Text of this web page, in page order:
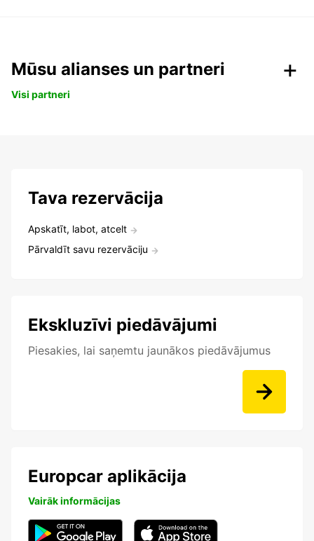
Mūsu alianses un partneri
Visi partneri
Tava rezervācija
Apskatīt, labot, atcelt
Pārvaldīt savu rezervāciju
Ekskluzīvi piedāvājumi
Piesakies, lai saņemtu jaunākos piedāvājumus
Europcar aplikācija
Vairāk informācijas